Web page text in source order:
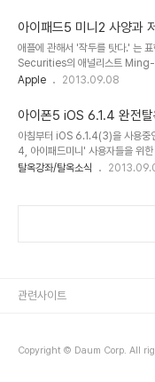
던 루머들과 차이가 없으..
인할 수 있으며 C tech 에 따르면
라는 주장이다. 애플이 모바일
아이폰5S에 지문인식을 도입할 것
왔다. 애플은 지난해 지문인식센
해 $356만 를 지불했다. 또한 최
지시각 6..
아이패드5 미니2 사양과
애플에 관해서 '작두를 탓다.' 는
Securities의 애널리스트 Ming-
드5와 아이패드미니2에 A7X 를
러 Ming-Chi Kuo 는 차세대 아
출시될 것이고 2014년에는 A6를
것이라고 전망했다. Since
resolution with retina
the same grade as iPad 5 -
Apple 2013.09.08
아이폰5 iOS 6.1.4 완전탈
아침부터 iOS 6.1.4(3)을 사용중
4, 아이패드미니' 사용자들을 위
후 jailbreak community에서
지시각 지난 8월 30일 자신의 트
탈옥강좌/탈옥소식
Copyright © Daum Corp. All
관련사이트